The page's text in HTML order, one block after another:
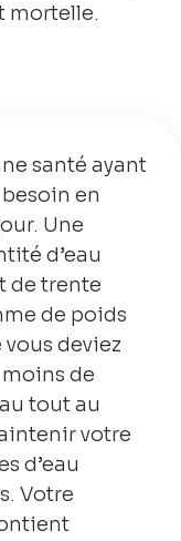
mortelle.
santé ayant
en
Une
d’eau
de trente
de poids
deviez
de
tout au
votre
d’eau
Votre